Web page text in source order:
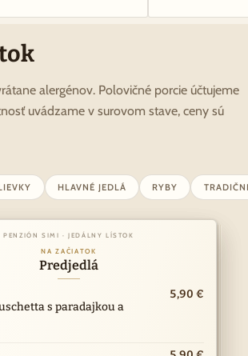
alergénov. Polovičné porcie účtujeme
uvádzame v surovom stave, ceny sú
HLAVNÉ JEDLÁ RYBY
PENZIÓN SIMI · JEDÁLNY LÍSTOK
NA ZAČIATOK
Predjedlá
s paradajkou a
5,90 €
PENZIÓN SIMI · JEDÁLNY LÍSTOK
Z NAŠEJ KUCHYNE
Hlavné jedlá
alebo kurací rezeň
10,90 €